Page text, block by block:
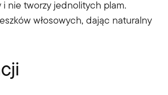
nie tworzy jednolitych plam.
włosowych, dając naturalny